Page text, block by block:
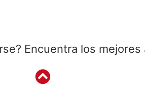
Encuentra los